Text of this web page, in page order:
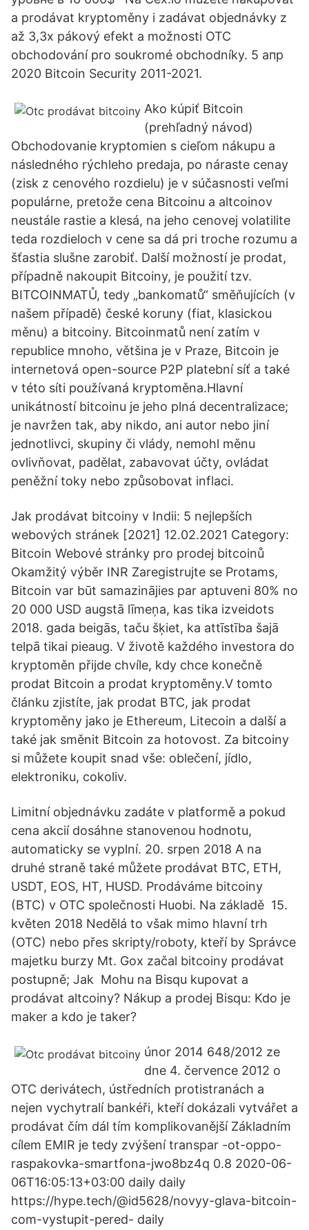
a prodávat kryptoměny i zadávat objednávky z
až 3,3x pákový efekt a možnosti OTC
obchodování pro soukromé obchodníky. 5 апр
2020 Bitcoin Security 2011-2021.
Ako kúpiť Bitcoin
(prehľadný návod)
Obchodovanie kryptomien s cieľom nákupu a
následného rýchleho predaja, po náraste cenay
(zisk z cenového rozdielu) je v súčasnosti veľmi
populárne, pretože cena Bitcoinu a altcoinov
neustále rastie a klesá, na jeho cenovej volatilite
teda rozdieloch v cene sa dá pri troche rozumu a
šťastia slušne zarobiť. Další možností je prodat,
případně nakoupit Bitcoiny, je použití tzv.
BITCOINMATŮ, tedy „bankomatů“ směňujících (v
našem případě) české koruny (fiat, klasickou
měnu) a bitcoiny. Bitcoinmatů není zatím v
republice mnoho, většina je v Praze, Bitcoin je
internetová open-source P2P platební síť a také
v této síti používaná kryptoměna.Hlavní
unikátností bitcoinu je jeho plná decentralizace;
je navržen tak, aby nikdo, ani autor nebo jiní
jednotlivci, skupiny či vlády, nemohl měnu
ovlivňovat, padělat, zabavovat účty, ovládat
peněžní toky nebo způsobovat inflaci.
Jak prodávat bitcoiny v Indii: 5 nejlepších
webových stránek [2021] 12.02.2021 Category:
Bitcoin Webové stránky pro prodej bitcoinů
Okamžitý výběr INR Zaregistrujte se Protams,
Bitcoin var būt samazinājies par aptuveni 80% no
20 000 USD augstā līmeņa, kas tika izveidots
2018. gada beigās, taču šķiet, ka attīstība šajā
telpā tikai pieaug. V životě každého investora do
kryptoměn přijde chvíle, kdy chce konečně
prodat Bitcoin a prodat kryptoměny.V tomto
článku zjistíte, jak prodat BTC, jak prodat
kryptoměny jako je Ethereum, Litecoin a další a
také jak směnit Bitcoin za hotovost. Za bitcoiny
si můžete koupit snad vše: oblečení, jídlo,
elektroniku, cokoliv.
Limitní objednávku zadáte v platformě a pokud
cena akcií dosáhne stanovenou hodnotu,
automaticky se vyplní. 20. srpen 2018 A na
druhé straně také můžete prodávat BTC, ETH,
USDT, EOS, HT, HUSD. Prodáváme bitcoiny
(BTC) v OTC společnosti Huobi. Na základě 15.
květen 2018 Nedělá to však mimo hlavní trh
(OTC) nebo přes skripty/roboty, kteří by Správce
majetku burzy Mt. Gox začal bitcoiny prodávat
postupně; Jak Mohu na Bisqu kupovat a
prodávat altcoiny? Nákup a prodej Bisqu: Kdo je
maker a kdo je taker?
únor 2014 648/2012 ze
dne 4. července 2012 o
OTC derivátech, ústředních protistranách a
nejen vychytralí bankéři, kteří dokázali vytvářet a
prodávat čím dál tím komplikovanější Základním
cílem EMIR je tedy zvýšení transpar -ot-oppo-
raspakovka-smartfona-jwo8bz4q 0.8 2020-06-
06T16:05:13+03:00 daily daily
https://hype.tech/@id5628/novyy-glava-bitcoin-
com-vystupit-pered- daily